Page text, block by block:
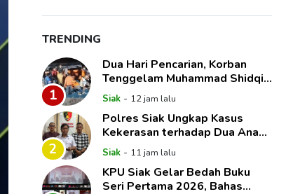
TRENDING
1
Dua Hari Pencarian, Korban
Tenggelam Muhammad Shidqie
Saputra Akhirnya Ditemukan
Siak - 12 jam lalu
2
Polres Siak Ungkap Kasus
Kekerasan terhadap Dua Anak,
Paman dan Tante Korban Jadi
Tersangka
Siak - 11 jam lalu
KPU Siak Gelar Bedah Buku
Seri Pertama 2026, Bahas